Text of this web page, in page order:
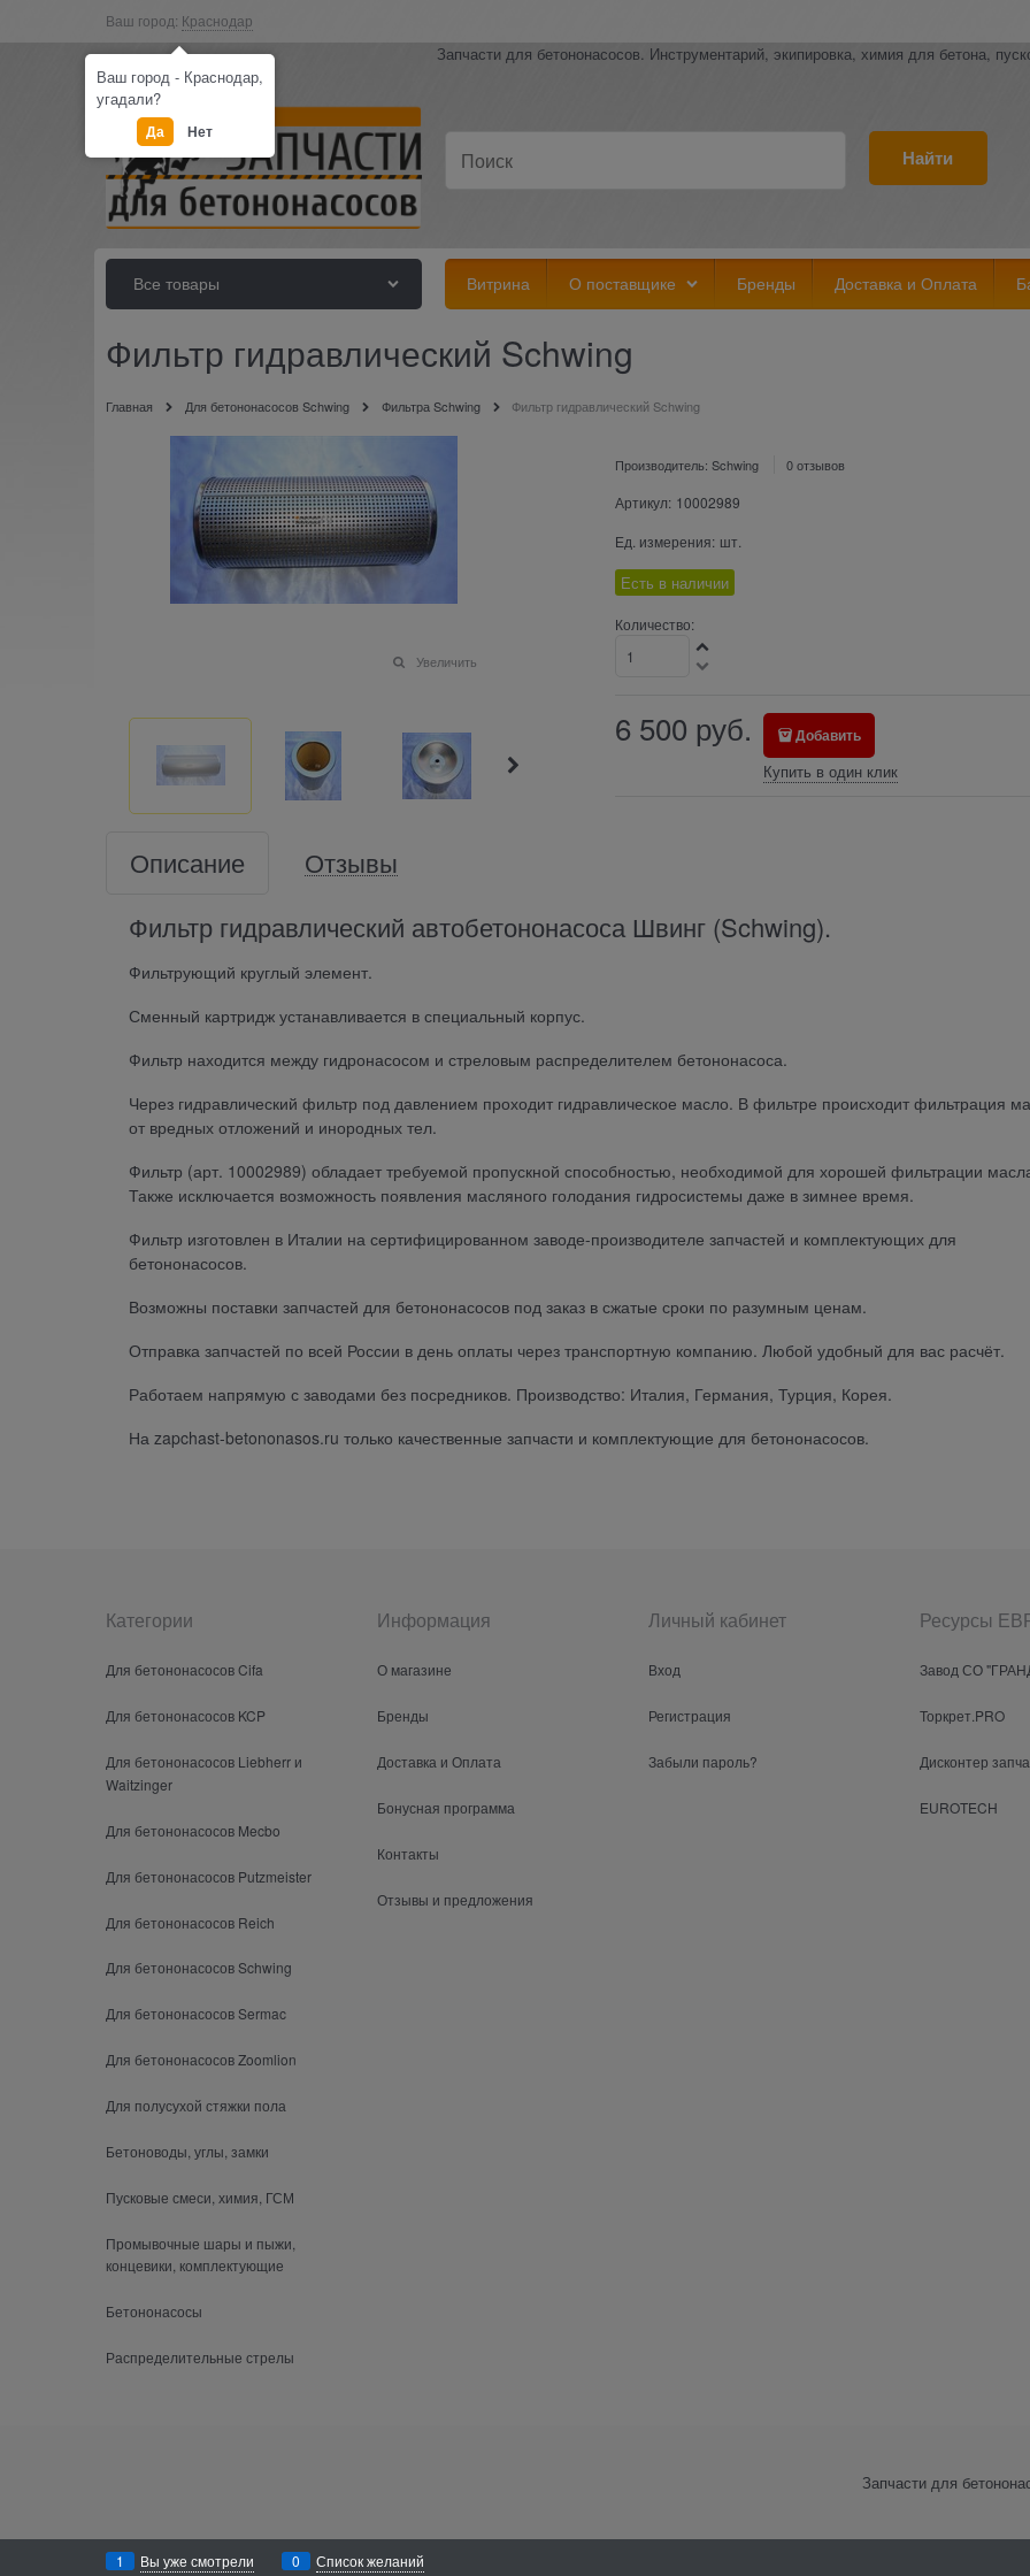
Ваш город: Краснодар
Запчасти для бетононасосов. Инструментарий, экипировка, химия для бетона,
Найти
Все товары Витрина О поставщике Бренды Доставка и Оплата
Фильтр гидравлический Schwing
Главная Для бетононасосов Schwing Фильтра Schwing Фильтр гидравлический Schwing
Увеличить
Производитель: Schwing 0 отзывов
Артикул: 10002989
Ед. измерения: шт.
Есть в наличии
Количество:
6 500 руб. Добавить
Купить в один клик
Описание
Отзывы
Фильтр гидравлический автобетононасоса Швинг (Schwing).
Фильтрующий круглый элемент.
Сменный картридж устанавливается в специальный корпус.
Фильтр находится между гидронасосом и стреловым распределителем бетононасоса.
Через гидравлический фильтр под давлением проходит гидравлическое масло. В фильтре происходит фильтрация
от вредных отложений и инородных тел.
Фильтр (арт. 10002989) обладает требуемой пропускной способностью, необходимой для хорошей фильтрации
Также исключается возможность появления масляного голодания гидросистемы даже в зимнее время.
Фильтр изготовлен в Италии на сертифицированном заводе-производителе запчастей и комплектующих для
бетононасосов.
Возможны поставки запчастей для бетононасосов под заказ в сжатые сроки по разумным ценам.
Отправка запчастей по всей России в день оплаты через транспортную компанию. Любой удобный для вас расчёт.
Работаем напрямую с заводами без посредников. Производство: Италия, Германия, Турция, Корея.
На zapchast-betononasos.ru только качественные запчасти и комплектующие для бетононасосов.
Категории
Для бетононасосов Cifa
Для бетононасосов KCP
Для бетононасосов Liebherr и
Waitzinger
Для бетононасосов Mecbo
Для бетононасосов Putzmeister
Для бетононасосов Reich
Для бетононасосов Schwing
Для бетононасосов Sermac
Для бетононасосов Zoomlion
Для полусухой стяжки пола
Бетоноводы, углы, замки
Пусковые смеси, химия, ГСМ
Промывочные шары и пыжи,
концевики, комплектующие
Бетононасосы
Распределительные стрелы
Информация
О магазине
Бренды
Доставка и Оплата
Бонусная программа
Контакты
Отзывы и предложения
Личный кабинет
Вход
Регистрация
Забыли пароль?
Ресурсы
Завод СО
Торкрет.PRO
Дисконтер
EUROTECH
Запчасти для
1 Вы уже смотрели 0 Список желаний
Ваш город - Краснодар,
угадали?
Да Нет